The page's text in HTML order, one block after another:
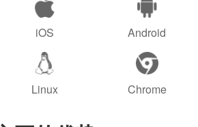
iOS Android
Linux Chrome